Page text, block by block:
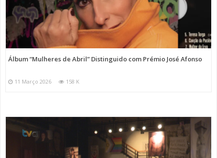
Álbum “Mulheres de Abril” Distinguido com Prémio José Afonso
11 Março 2026 158 K